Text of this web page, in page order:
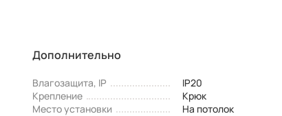
Дополнительно
Влагозащита, IP
IP20
Крепление
Крюк
Место установки
На потолок